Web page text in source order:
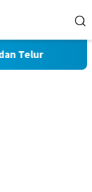
TAK MAU